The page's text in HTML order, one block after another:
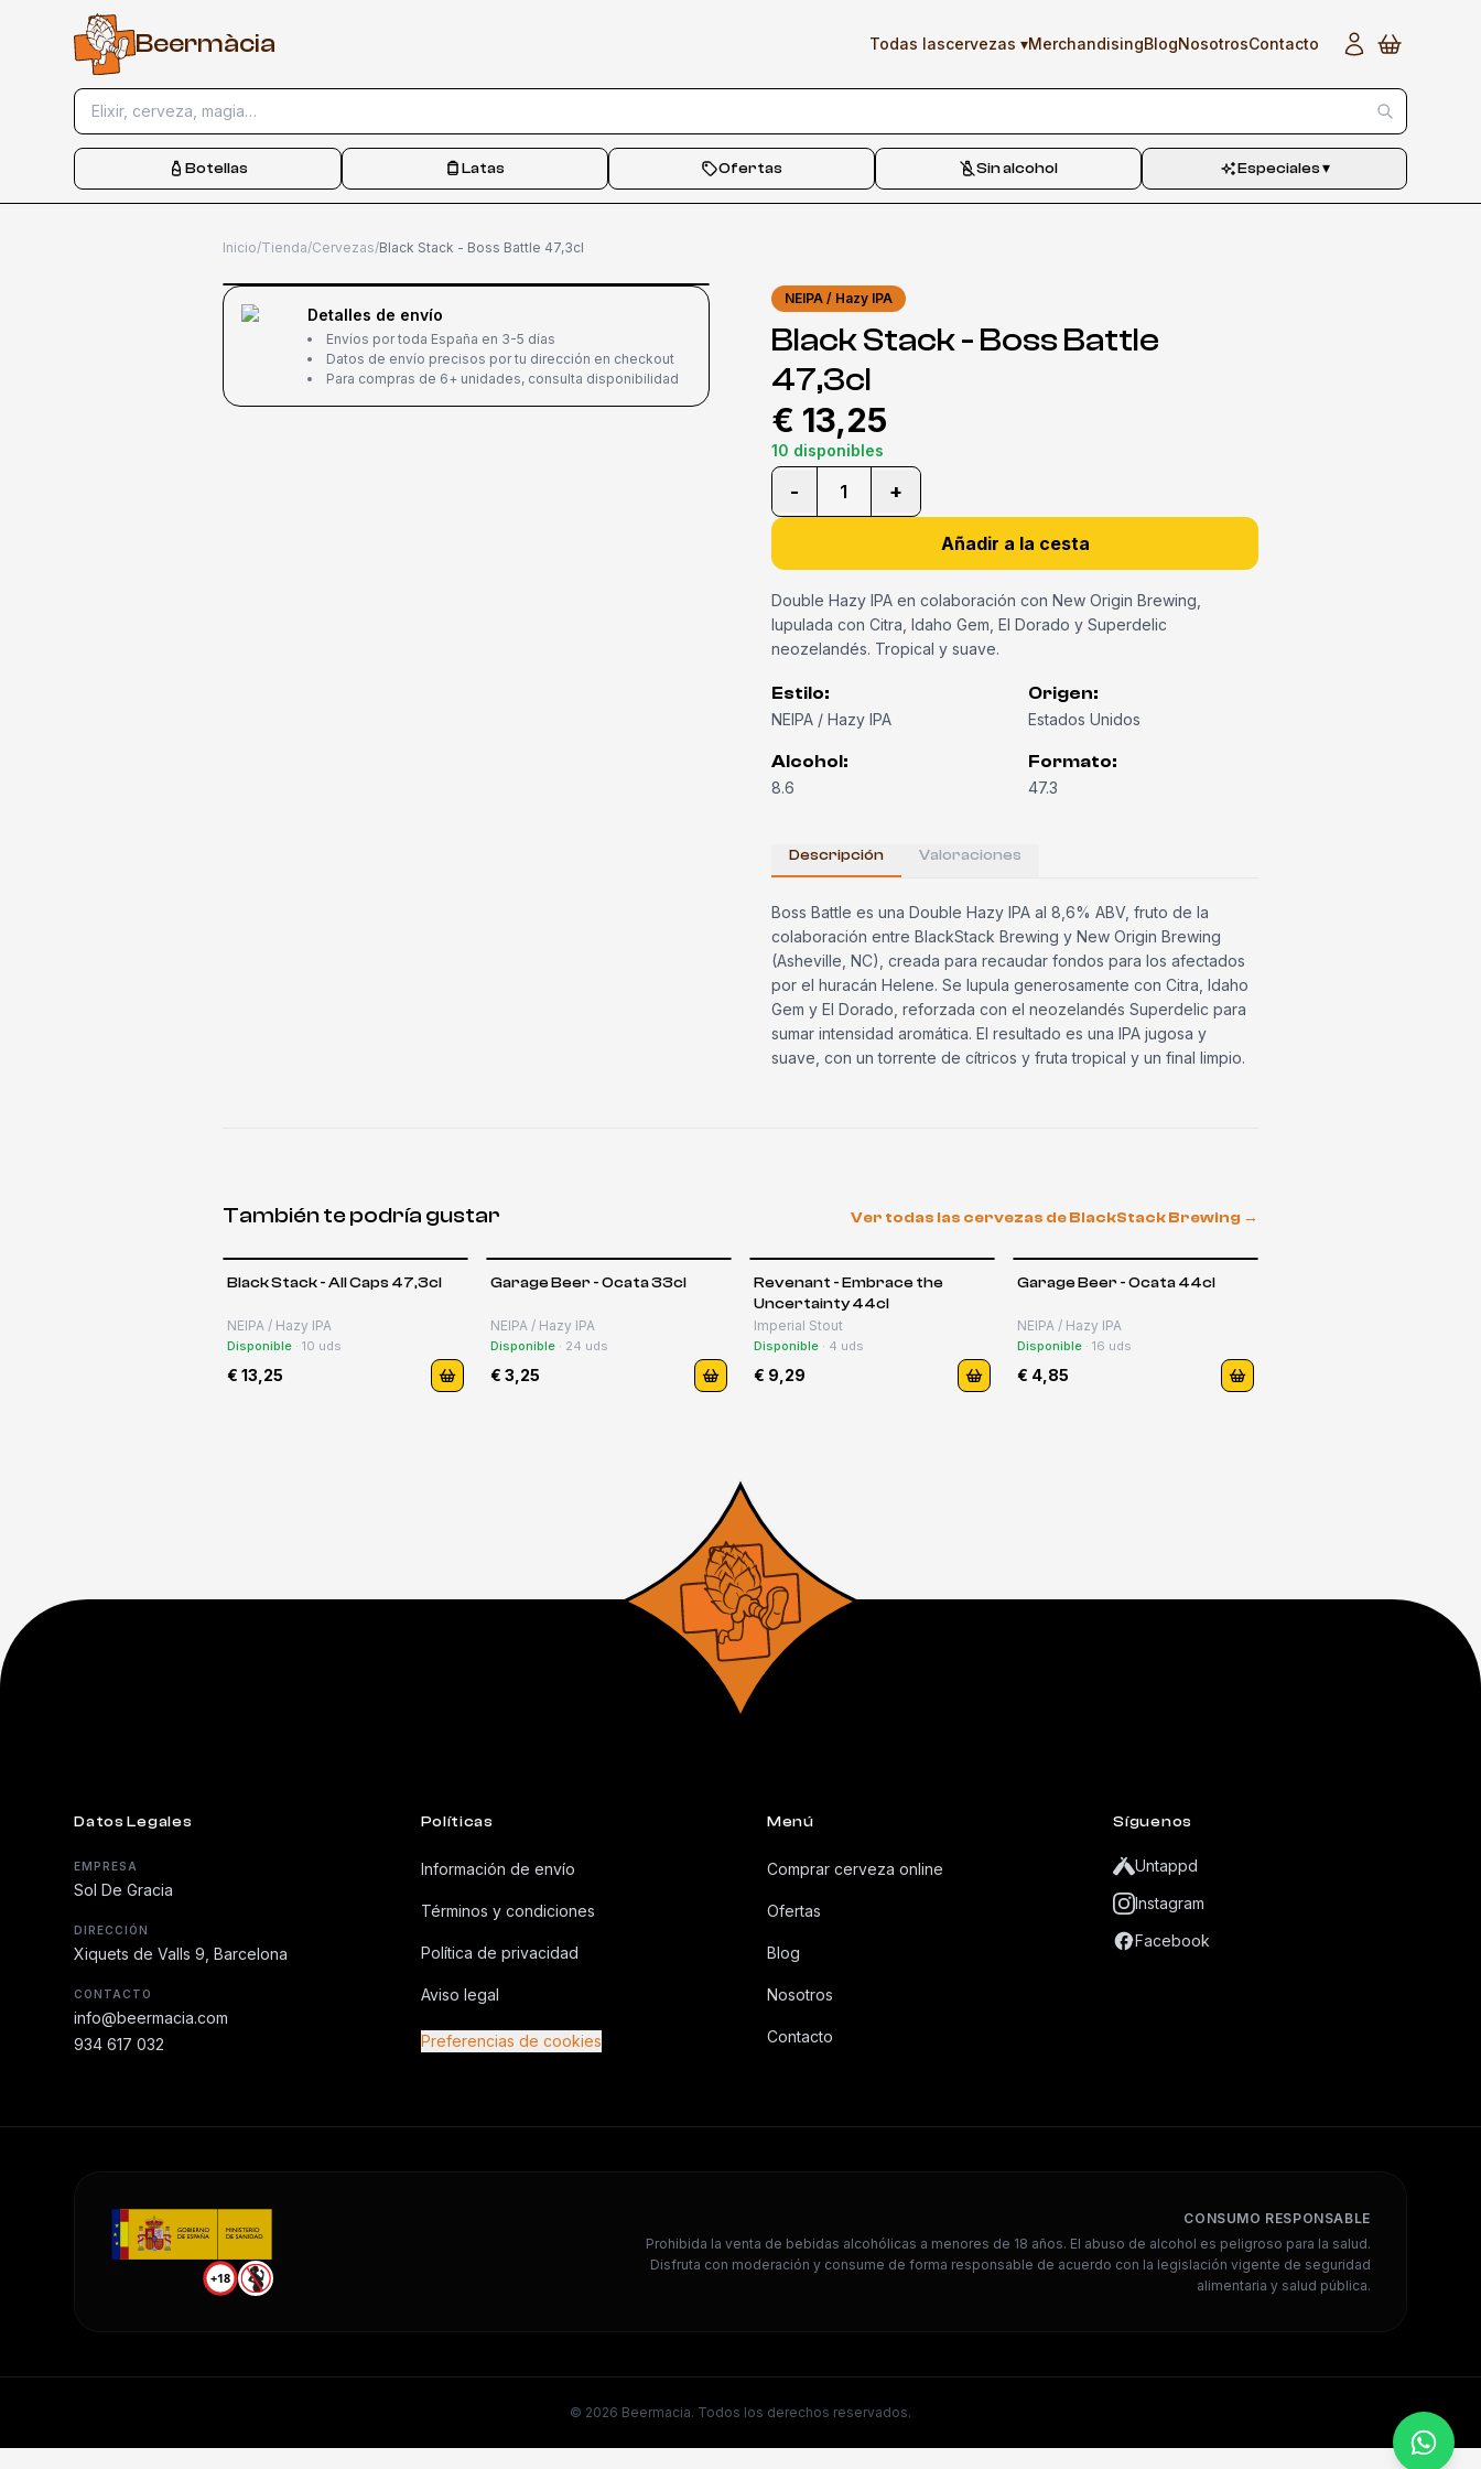
Beermàcia Todas lascervezas ▾MerchandisingBlogNosotrosContacto
Elixir, cerveza, magia…
Botellas Latas Ofertas Sin alcohol Especiales▾
Inicio/Tienda/Cervezas/Black Stack - Boss Battle 47,3cl
Detalles de envío
Envíos por toda España en 3-5 días
Datos de envío precisos por tu dirección en checkout
Para compras de 6+ unidades, consulta disponibilidad
NEIPA / Hazy IPA
Black Stack - Boss Battle
47,3cl
€ 13,25
10 disponibles
- 1 +
Añadir a la cesta
Double Hazy IPA en colaboración con New Origin Brewing,
lupulada con Citra, Idaho Gem, El Dorado y Superdelic
neozelandés. Tropical y suave.
Estilo:
NEIPA / Hazy IPA
Origen:
Estados Unidos
Alcohol:
8.6
Formato:
47.3
Descripción Valoraciones
Boss Battle es una Double Hazy IPA al 8,6% ABV, fruto de la
colaboración entre BlackStack Brewing y New Origin Brewing
(Asheville, NC), creada para recaudar fondos para los afectados
por el huracán Helene. Se lupula generosamente con Citra, Idaho
Gem y El Dorado, reforzada con el neozelandés Superdelic para
sumar intensidad aromática. El resultado es una IPA jugosa y
suave, con un torrente de cítricos y fruta tropical y un final limpio.
También te podría gustar Ver todas las cervezas deBlackStack Brewing →
Black Stack - All Caps 47,3cl
NEIPA / Hazy IPA
Disponible· 10 uds
€ 13,25
Garage Beer - Ocata 33cl
NEIPA / Hazy IPA
Disponible· 24 uds
€ 3,25
Revenant - Embrace the
Uncertainty 44cl
Imperial Stout
Disponible· 4 uds
€ 9,29
Garage Beer - Ocata 44cl
NEIPA / Hazy IPA
Disponible ·16 uds
€ 4,85
Datos Legales
EMPRESA
Sol De Gracia
DIRECCIÓN
Xiquets de Valls 9, Barcelona
CONTACTO
info@beermacia.com
934 617 032
Políticas
Información de envío
Términos y condiciones
Política de privacidad
Aviso legal
Preferencias de cookies
Menú
Comprar cerveza online
Ofertas
Blog
Nosotros
Contacto
Síguenos
Untappd
Instagram
Facebook
+18
CONSUMO RESPONSABLE
Prohibida la venta de bebidas alcohólicas a menores de 18 años. El abuso de alcohol es peligroso para la salud.
Disfruta con moderación y consume de forma responsable de acuerdo con la legislación vigente de seguridad
alimentaria y salud pública.
© 2026 Beermacia. Todos los derechos reservados.